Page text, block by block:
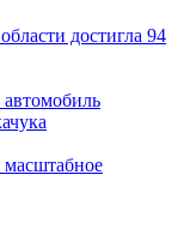
достигла 94
масштабное